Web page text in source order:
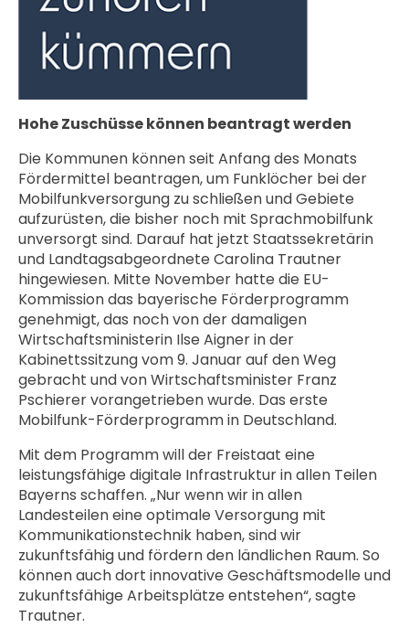
Hohe Zuschüsse können beantragt werden
Die Kommunen können seit Anfang des Monats
Fördermittel beantragen, um Funklöcher bei der
Mobilfunkversorgung zu schließen und Gebiete
aufzurüsten, die bisher noch mit Sprachmobilfunk
unversorgt sind. Darauf hat jetzt Staatssekretärin
und Landtagsabgeordnete Carolina Trautner
hingewiesen. Mitte November hatte die EU-
Kommission das bayerische Förderprogramm
genehmigt, das noch von der damaligen
Wirtschaftsministerin Ilse Aigner in der
Kabinettssitzung vom 9. Januar auf den Weg
gebracht und von Wirtschaftsminister Franz
Pschierer vorangetrieben wurde. Das erste
Mobilfunk-Förderprogramm in Deutschland.
Mit dem Programm will der Freistaat eine
leistungsfähige digitale Infrastruktur in allen Teilen
Bayerns schaffen. „Nur wenn wir in allen
Landesteilen eine optimale Versorgung mit
Kommunikationstechnik haben, sind wir
zukunftsfähig und fördern den ländlichen Raum. So
können auch dort innovative Geschäftsmodelle und
zukunftsfähige Arbeitsplätze entstehen“, sagte
Trautner.